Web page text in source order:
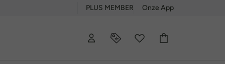
PLUS MEMBER Onze App